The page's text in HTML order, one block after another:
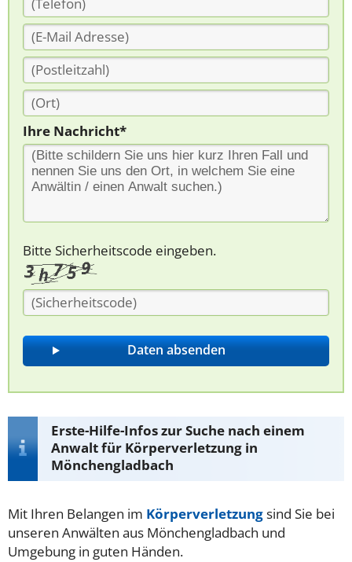
Ihre Nachricht*
Bitte Sicherheitscode eingeben.
Erste-Hilfe-Infos zur Suche nach einem
Anwalt für Körperverletzung in
Mönchengladbach
Mit Ihren Belangen im Körperverletzungsind Sie bei
unseren Anwälten aus Mönchengladbach und
Umgebung in guten Händen.